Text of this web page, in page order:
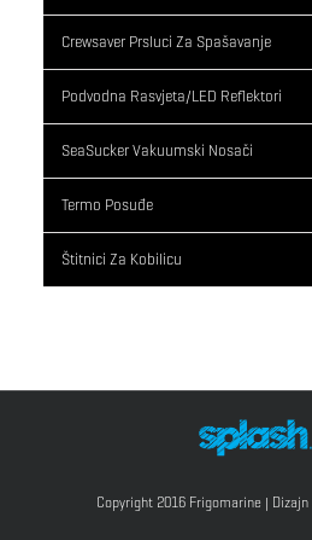
Crewsaver Prsluci Za Spašavanje
Podvodna Rasvjeta/LED Reflektori
SeaSucker Vakuumski Nosači
Termo Posuđe
Štitnici Za Kobilicu
Copyright 2016 Frigomarine | Dizajn